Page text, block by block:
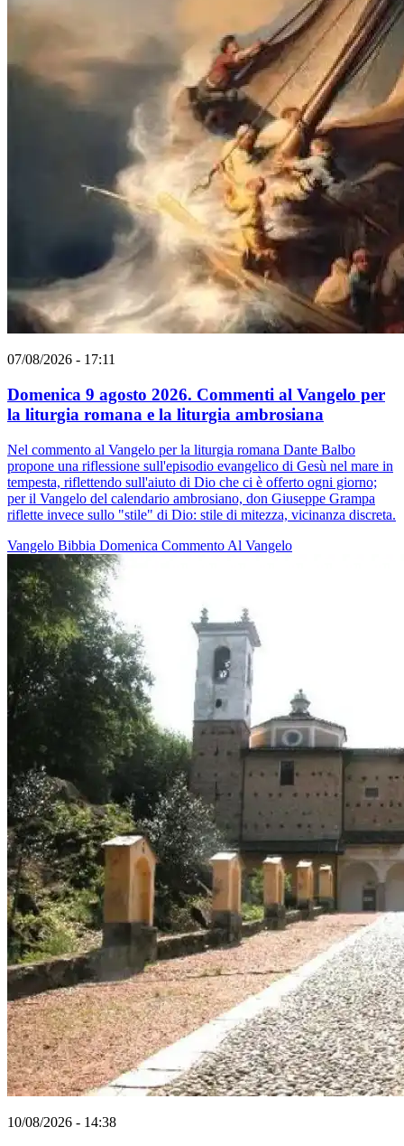
07/08/2026 - 17:11
Domenica 9 agosto 2026. Commenti al Vangelo per
la liturgia romana e la liturgia ambrosiana
Nel commento al Vangelo per la liturgia romana Dante Balbo
propone una riflessione sull'episodio evangelico di Gesù nel mare in
tempesta, riflettendo sull'aiuto di Dio che ci è offerto ogni giorno;
per il Vangelo del calendario ambrosiano, don Giuseppe Grampa
riflette invece sullo "stile" di Dio: stile di mitezza, vicinanza discreta.
Vangelo Bibbia Domenica Commento Al Vangelo
10/08/2026 - 14:38